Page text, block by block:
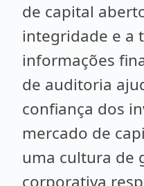
de capital
integridade e a
informações
de auditoria
confiança dos
mercado de
uma cultura de
corporativa